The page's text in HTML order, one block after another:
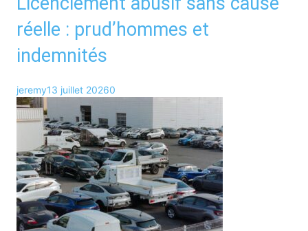
réelle : prud’hommes et
indemnités
jeremy13 juillet 20260